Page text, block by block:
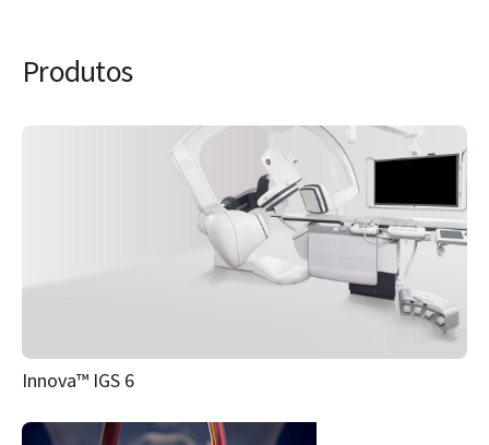
Produtos
Innova™ IGS 6